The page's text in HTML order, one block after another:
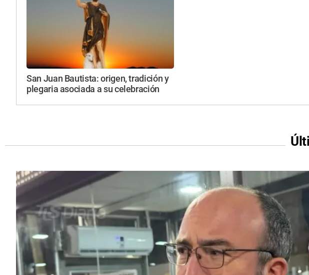
San Juan Bautista: origen, tradición y
plegaria asociada a su celebración